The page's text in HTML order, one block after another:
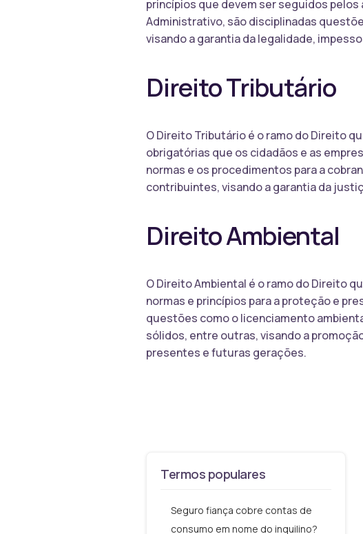
princípios que devem ser seguidos
Administrativo, são disciplinadas
visando a garantia da legalidade,
Direito Tributário
O Direito Tributário é o ramo do Direito
obrigatórias que os cidadãos e as
normas e os procedimentos para a
contribuintes, visando a garantia da
Direito Ambiental
O Direito Ambiental é o ramo do Direito
normas e princípios para a proteção e
questões como o licenciamento
sólidos, entre outras, visando a
presentes e futuras gerações.
Termos populares
Seguro fiança cobre contas de
consumo em nome do inquilino?